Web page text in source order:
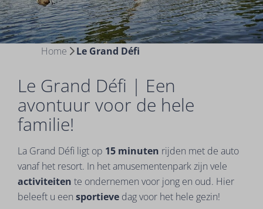
Home Le Grand Défi
Le Grand Défi | Een
avontuur voor de hele
familie!
La Grand Défi ligt op 15 minuten rijden met de auto
vanaf het resort. In het amusementenpark zijn vele
activiteiten te ondernemen voor jong en oud. Hier
beleeft u eensportieve dag voor het hele gezin!